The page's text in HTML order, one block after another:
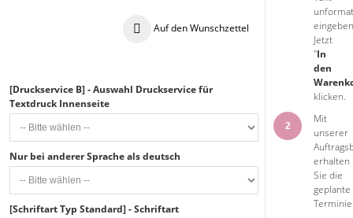
Auf den Wunschzettel
Jetzt
"In
den
klicken.
2
Mit
unserer
erhalten
Sie die
geplante
[Druckservice B] - Auswahl Druckservice für
Textdruck Innenseite
Nur bei anderer Sprache als deutsch
[Schriftart Typ Standard] - Schriftart